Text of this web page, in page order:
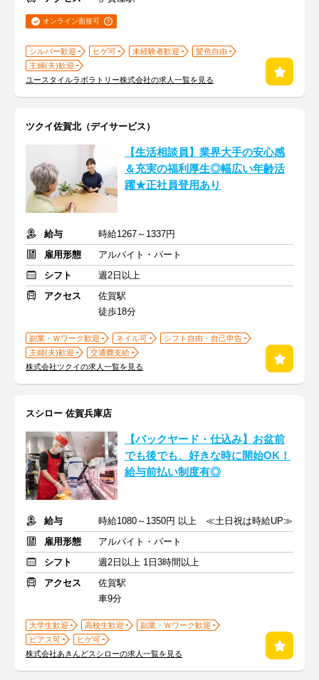
オンライン面接可
シルバー歓迎 ヒゲ可 未経験者歓迎
髪色自由
主婦(夫)歓迎
ユースタイルラボラトリー株式会社の求人一覧を見る
ツクイ佐賀北（デイサービス）
【生活相談員】業界大手の安心感
＆充実の福利厚生◎幅広い年齢活
躍★正社員登用あり
給与
時給1267～1337円
雇用形態
アルバイト・パート
シフト
週2日以上
アクセス
佐賀駅
徒歩18分
副業・Ｗワーク歓迎 ネイル可
シフト自由・自己申告
主婦(夫)歓迎
交通費支給
株式会社ツクイの求人一覧を見る
スシロー 佐賀兵庫店
【バックヤード・仕込み】お盆前
でも後でも、好きな時に開始OK！
給与前払い制度有◎
給与
時給1080～1350円 以上 ≪土日祝は時給UP≫
雇用形態
アルバイト・パート
シフト
週2日以上 1日3時間以上
アクセス
佐賀駅
車9分
大学生歓迎 高校生歓迎
副業・Ｗワーク歓迎
ピアス可
ヒゲ可
株式会社あきんどスシローの求人一覧を見る